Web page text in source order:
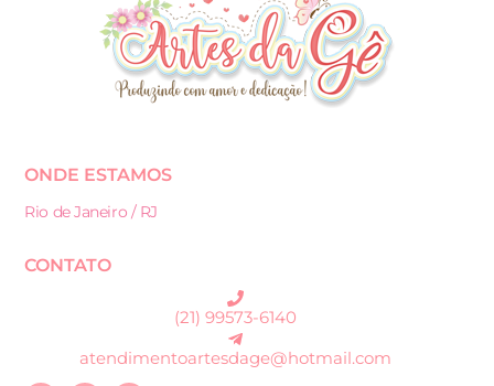
ONDE ESTAMOS
Rio de Janeiro / RJ
CONTATO
(21) 99573-6140
atendimentoartesdage@hotmail.com